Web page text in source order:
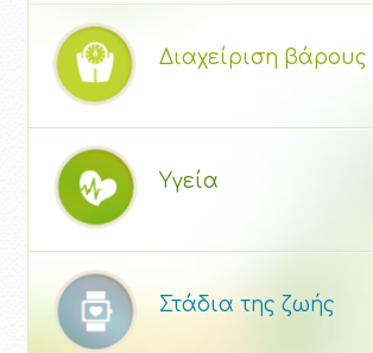
Διαχείριση βάρους
Υγεία
Στάδια της ζωής